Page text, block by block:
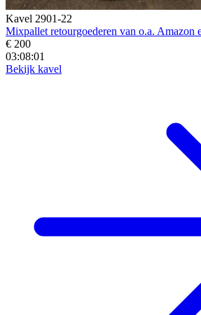
Kavel 2901-22
Mixpallet retourgoederen van o.a. Amazon
€ 200
03:07:59
Bekijk kavel